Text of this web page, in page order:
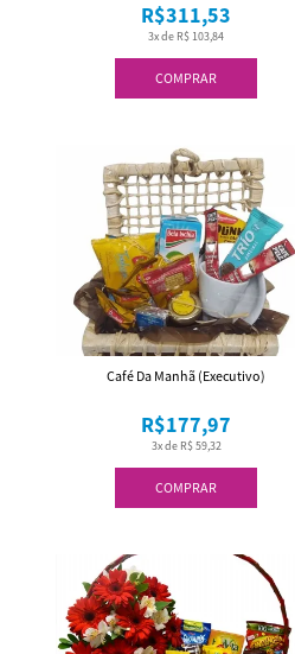
COMPRAR
3x de R$ 103,84
R$311,53
COMPRAR
3x de R$ 59,32
R$177,97
Café Da Manhã (Executivo)